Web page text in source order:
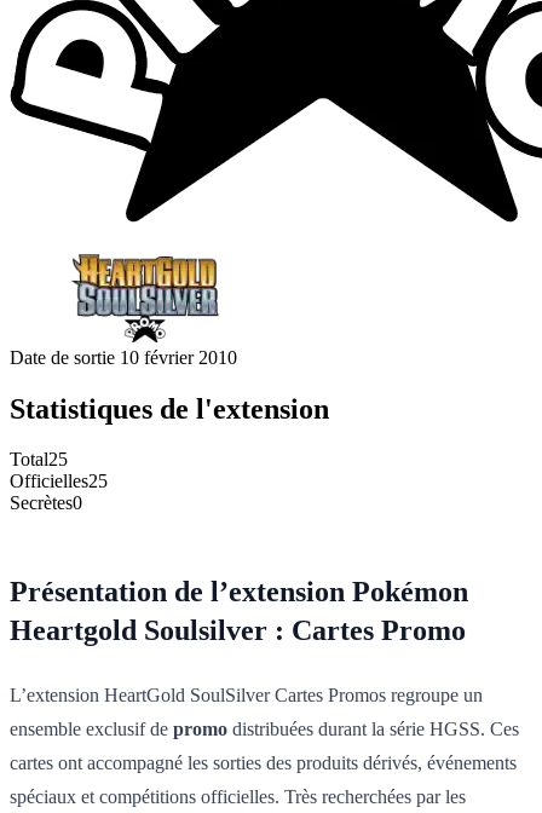
Date de sortie 10 février 2010
Statistiques de l'extension
Total25
Officielles25
Secrètes0
Présentation de l’extension Pokémon
Heartgold Soulsilver : Cartes Promo
L’extension HeartGold SoulSilver Cartes Promos regroupe un
ensemble exclusif de promo distribuées durant la série HGSS. Ces
cartes ont accompagné les sorties des produits dérivés, événements
spéciaux et compétitions officielles. Très recherchées par les